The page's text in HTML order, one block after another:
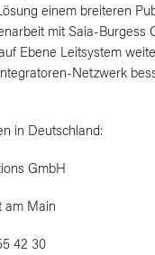
einem breiteren
mit Saia-Burgess
Ebene Leitsystem
Netzwerk
in Deutschland:
GmbH
am Main
42 30